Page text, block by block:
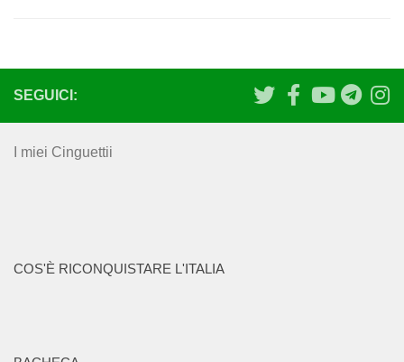
SEGUICI:
I miei Cinguettii
COS'È RICONQUISTARE L'ITALIA